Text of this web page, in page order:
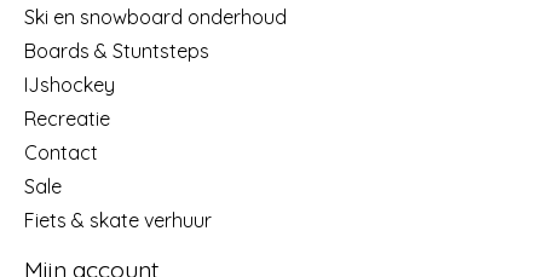
Ski en snowboard onderhoud
Boards & Stuntsteps
IJshockey
Recreatie
Contact
Sale
Fiets & skate verhuur
Mijn account